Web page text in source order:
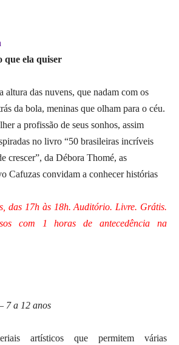
que ela quiser
altura das nuvens, que nadam com os
da bola, meninas que olham para o céu.
a profissão de seus sonhos, assim
no livro “50 brasileiras incríveis
crescer”, da Débora Thomé, as
Cafuzas convidam a conhecer histórias
das 17h às 18h. Auditório. Livre. Grátis.
com 1 horas de antecedência na
7 a 12 anos
artísticos que permitem várias